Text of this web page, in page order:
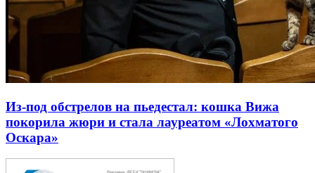
Из-под обстрелов на пьедестал: кошка Вижа
покорила жюри и стала лауреатом «Лохматого
Оскара»